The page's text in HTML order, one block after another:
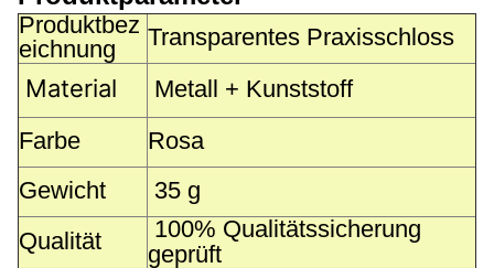
Produktbez
eichnung
Transparentes Praxisschloss
Material
Metall + Kunststoff
Farbe
Rosa
Gewicht
35 g
Qualität
100% Qualitätssicherung
geprüft